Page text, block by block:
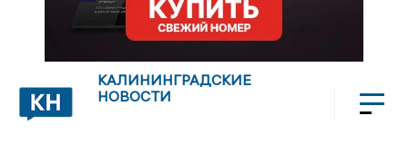
КАЛИНИНГРАДСКИЕ
НОВОСТИ